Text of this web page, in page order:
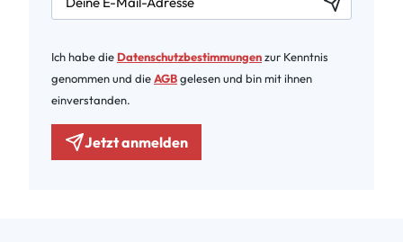
Ich habe die Datenschutzbestimmungenzur Kenntnis
genommen und dieAGBgelesen und bin mit ihnen
einverstanden.
Jetzt anmelden